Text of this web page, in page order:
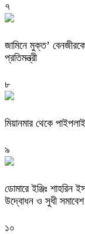
৭
জামিনে মুক্ত’
প্রতিমন্ত্রী
৮
মিয়ানমার থেকে
৯
ডোমারে ইঞ্জিঃ শাহরিন
উদ্বোধন ও সুধী সমাবেশ
১০